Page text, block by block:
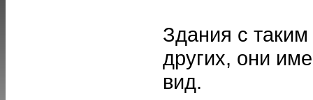
Здания с
других, они
вид.